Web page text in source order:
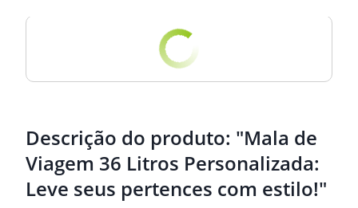
Descrição do produto: "Mala de
Viagem 36 Litros Personalizada:
Leve seus pertences com estilo!"